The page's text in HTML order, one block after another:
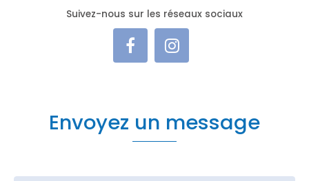
Suivez-nous sur les réseaux sociaux
Envoyez un message